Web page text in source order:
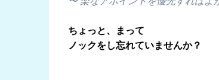
ちょっと、まって
ノックをし忘れていませんか？